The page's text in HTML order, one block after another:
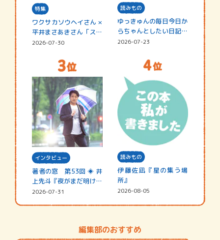
特集
ワクサカソウヘイさん ×
平井まさあきさん「スペ
シャ…
2026-07-30
読みもの
ゆっきゅんの毎日今日か
らちゃんとしたい日記
☆202…
2026-07-23
インタビュー
著者の窓 第53回 ◈ 井
上先斗『夜がまだ明けな
い』
2026-07-31
読みもの
伊藤佐凪『星の集う場
所』
2026-08-05
編集部のおすすめ